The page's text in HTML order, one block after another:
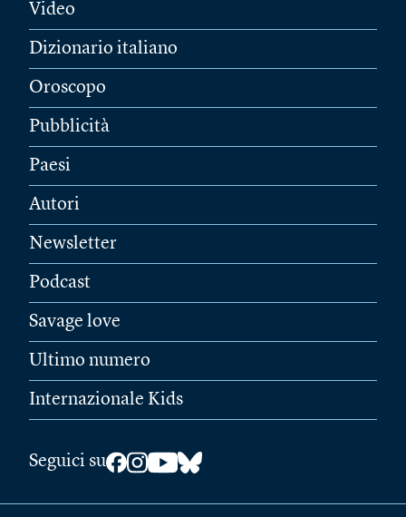
Video
Dizionario italiano
Oroscopo
Pubblicità
Paesi
Autori
Newsletter
Podcast
Savage love
Ultimo numero
Internazionale Kids
Seguici su